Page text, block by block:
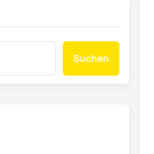
Suchen